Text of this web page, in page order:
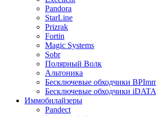
Pandora
StarLine
Prizrak
Fortin
Magic Systems
Sobr
Полярный Волк
Альтоника
Бесключевые обходчики
Бесключевые обходчики
Иммобилайзеры
Pandect